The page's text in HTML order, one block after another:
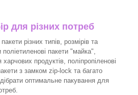
для різних потреб
різних типів, розмірів та
пакети "майка",
продуктів, поліпропіленові
з замком zip-lock та багато
оптимальне пакування для